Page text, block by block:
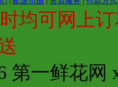
均可网上
第一鲜花网